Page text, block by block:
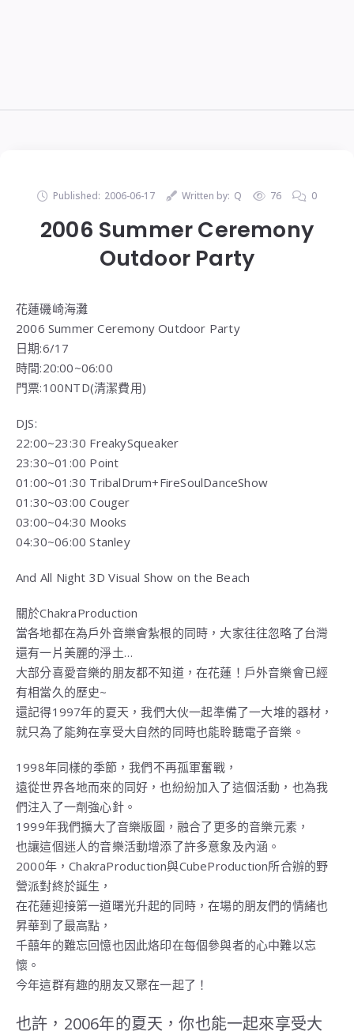
Published: 2006-06-17 Written by: Q 76 0
2006 Summer Ceremony
Outdoor Party
花蓮磯崎海灘
2006 Summer Ceremony Outdoor Party
日期:6/17
時間:20:00~06:00
門票:100NTD(清潔費用)
DJS:
22:00~23:30 FreakySqueaker
23:30~01:00 Point
01:00~01:30 TribalDrum+FireSoulDanceShow
01:30~03:00 Couger
03:00~04:30 Mooks
04:30~06:00 Stanley
And All Night 3D Visual Show on the Beach
關於ChakraProduction
當各地都在為戶外音樂會紮根的同時，大家往往忽略了台灣
還有一片美麗的淨土…
大部分喜愛音樂的朋友都不知道，在花蓮！戶外音樂會已經
有相當久的歷史~
還記得1997年的夏天，我們大伙一起準備了一大堆的器材，
就只為了能夠在享受大自然的同時也能聆聽電子音樂。
1998年同樣的季節，我們不再孤軍奮戰，
遠從世界各地而來的同好，也紛紛加入了這個活動，也為我
們注入了一劑強心針。
1999年我們擴大了音樂版圖，融合了更多的音樂元素，
也讓這個迷人的音樂活動增添了許多意象及內涵。
2000年，ChakraProduction與CubeProduction所合辦的野
營派對終於誕生，
在花蓮迎接第一道曙光升起的同時，在場的朋友們的情緒也
昇華到了最高點，
千囍年的難忘回憶也因此烙印在每個參與者的心中難以忘
懷。
今年這群有趣的朋友又聚在一起了！
也許，2006年的夏天，你也能一起來享受大